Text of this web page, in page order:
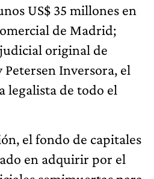
US$ 35 millones en
de Madrid;
original de
Petersen Inversora, el
legalista de todo el
el fondo de capitales
en adquirir por el